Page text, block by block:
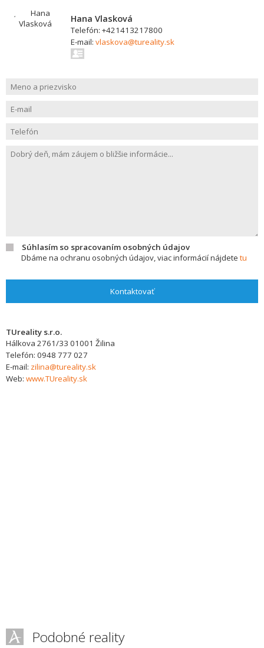
Hana Vlasková
Telefón: +421413217800
E-mail: vlaskova@tureality.sk
Súhlasím so spracovaním osobných údajov
Dbáme na ochranu osobných údajov, viac informácií nájdete tu
Kontaktovať
TUreality s.r.o.
Hálkova 2761/33 01001 Žilina
Telefón: 0948 777 027
E-mail: zilina@tureality.sk
Web: www.TUreality.sk
Podobné reality